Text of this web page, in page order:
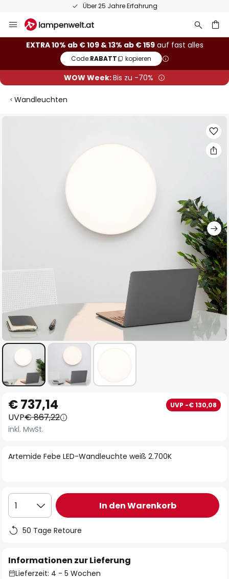
Über 25 Jahre Erfahrung
Inhalt
springen
EXTRA 10% ab € 109 & 13% ab € 159auf fast alles
Code:RABATT kopieren
WOW Week:Bis zu -70%
Wandleuchten
Anfang
der
Bildgalerie
Artemide Febe LED-Wandleuchte weiß 2.700K
€ 737,14 UVP -€ 130,08
UVP€ 867,22
inkl. MwSt.
1 In den Warenkorb
50 Tage Retoure
Informationen zur Lieferung
Lieferzeit: 4 - 5 Wochen